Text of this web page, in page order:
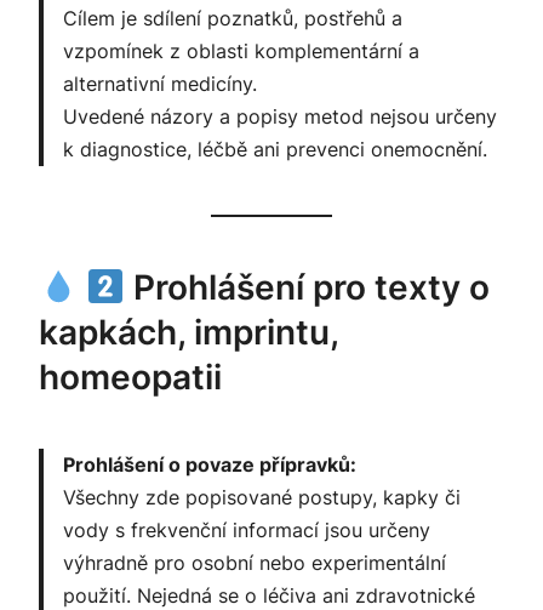
Cílem je sdílení poznatků, postřehů a
vzpomínek z oblasti komplementární a
alternativní medicíny.
Uvedené názory a popisy metod nejsou určeny
k diagnostice, léčbě ani prevenci onemocnění.
Prohlášení pro texty o
kapkách, imprintu,
homeopatii
Prohlášení o povaze přípravků:
Všechny zde popisované postupy, kapky či
vody s frekvenční informací jsou určeny
výhradně pro osobní nebo experimentální
použití. Nejedná se o léčiva ani zdravotnické